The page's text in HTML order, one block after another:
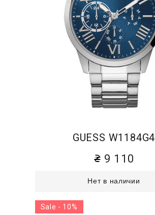
GUESS W1184G4
9 110
Нет в наличии
Sale - 10%